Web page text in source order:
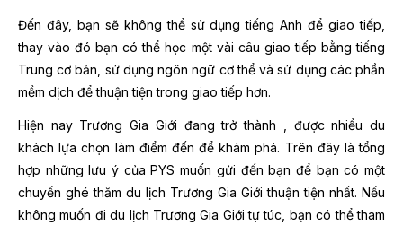
Đến đây, bạn sẽ không thể sử dụng tiếng Anh để giao tiếp,
thay vào đó bạn có thể học một vài câu giao tiếp bằng tiếng
Trung cơ bản, sử dụng ngôn ngữ cơ thể và sử dụng các phần
mềm dịch để thuận tiện trong giao tiếp hơn.
Hiện nay Trương Gia Giới đang trở thành
, được nhiều du
khách lựa chọn làm điểm đến để khám phá. Trên đây là tổng
hợp những lưu ý của PYS muốn gửi đến bạn để bạn có một
chuyến ghé thăm du lịch Trương Gia Giới thuận tiện nhất. Nếu
không muốn đi du lịch Trương Gia Giới tự túc, bạn có thể tham